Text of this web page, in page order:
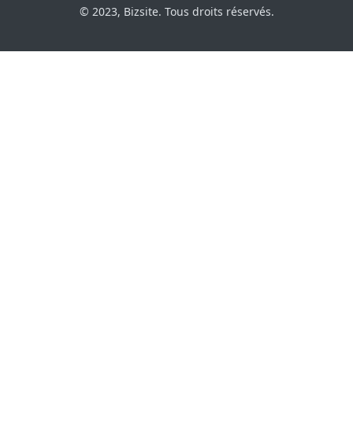
© 2023, Bizsite. Tous droits réservés.